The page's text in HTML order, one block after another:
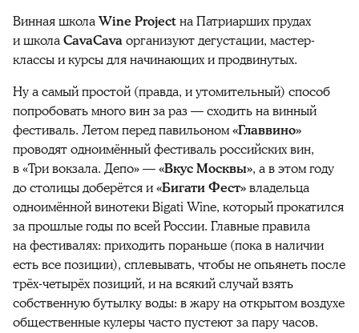
Винная школаWine Projectна Патриарших прудах
и школаCavaCavaорганизуют дегустации, мастер-
классы и курсы для начинающих и продвинутых.
Ну а самый простой (правда, и утомительный) способ
попробовать много вин за раз — сходить на винный
фестиваль. Летом перед павильоном«Главвино»
проводят одноимённый фестиваль российских вин,
в «Три вокзала. Депо» —«Вкус Москвы», а в этом году
до столицы доберётся и«Бигати Фест»владельца
одноимённой винотеки Bigati Wine, который прокатился
за прошлые годы по всей России. Главные правила
на фестивалях: приходить пораньше (пока в наличии
есть все позиции), сплевывать, чтобы не опьянеть после
трёх-четырёх позиций, и на всякий случай взять
собственную бутылку воды: в жару на открытом воздухе
общественные кулеры часто пустеют за пару часов.